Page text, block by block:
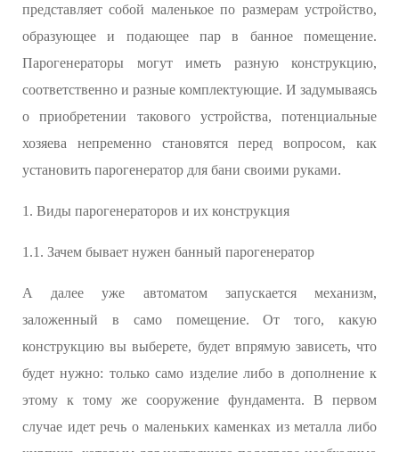
представляет собой маленькое по размерам устройство,
образующее и подающее пар в банное помещение.
Парогенераторы могут иметь разную конструкцию,
соответственно и разные комплектующие. И задумываясь
о приобретении такового устройства, потенциальные
хозяева непременно становятся перед вопросом, как
установить парогенератор для бани своими руками.
1. Виды парогенераторов и их конструкция
1.1. Зачем бывает нужен банный парогенератор
А далее уже автоматом запускается механизм,
заложенный в само помещение. От того, какую
конструкцию вы выберете, будет впрямую зависеть, что
будет нужно: только само изделие либо в дополнение к
этому к тому же сооружение фундамента. В первом
случае идет речь о маленьких каменках из металла либо